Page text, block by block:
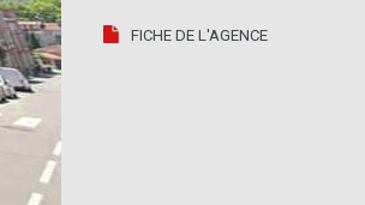
FICHE DE L'AGENCE